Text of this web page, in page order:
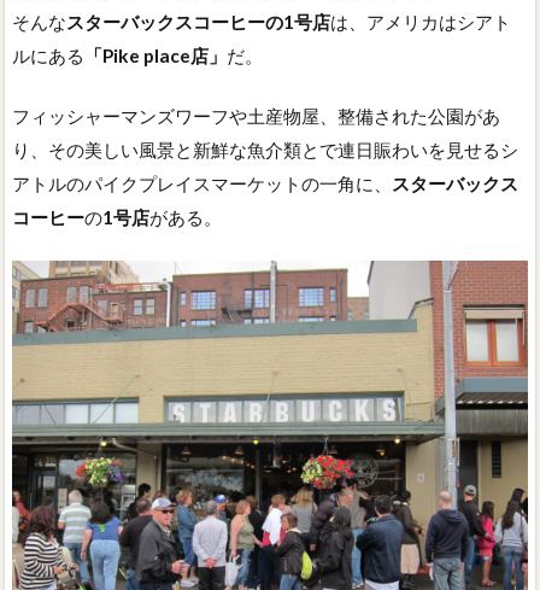
そんなスターバックスコーヒーの1号店は、アメリカはシアト
ルにある
「Pike place店」 だ。
フィッシャーマンズワーフや土産物屋、整備された公園があ
り、その美しい風景と新鮮な魚介類とで連日賑わいを見せるシ
アトルのパイクプレイスマーケットの一角に、
スターバックス
コーヒーの1号店がある。